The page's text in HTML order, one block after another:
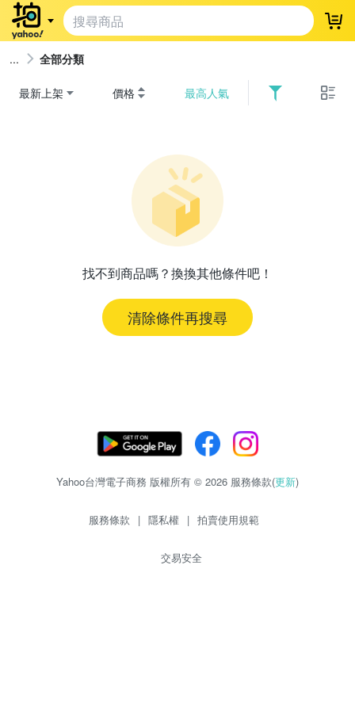
登
全部分類
最新上架 價格 最高人氣
找不到商品嗎？換換其他條件吧！
清除條件再搜尋
Yahoo台灣電子商務 版權所有 © 2026 服務條款(更新)
服務條款 | 隱私權 | 拍賣使用規範
交易安全